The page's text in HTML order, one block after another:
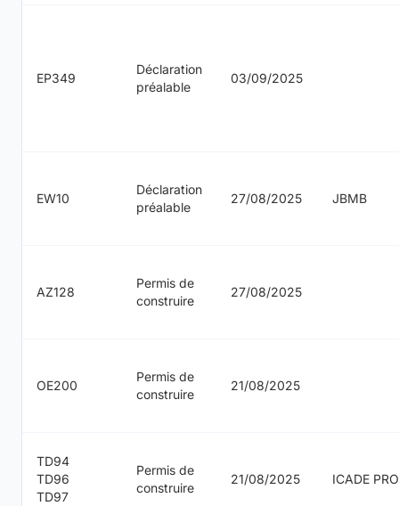
EP349
Déclaration
préalable
03/09/2025
EW10
Déclaration
préalable
27/08/2025 JBMB
AZ128
Permis de
construire
27/08/2025
OE200
Permis de
construire
21/08/2025
TD94
TD96
TD97
Permis de
construire
21/08/2025 ICADE